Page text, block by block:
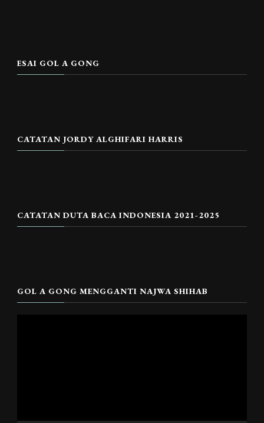
ESAI GOL A GONG
CATATAN JORDY ALGHIFARI HARRIS
CATATAN DUTA BACA INDONESIA 2021-2025
GOL A GONG MENGGANTI NAJWA SHIHAB